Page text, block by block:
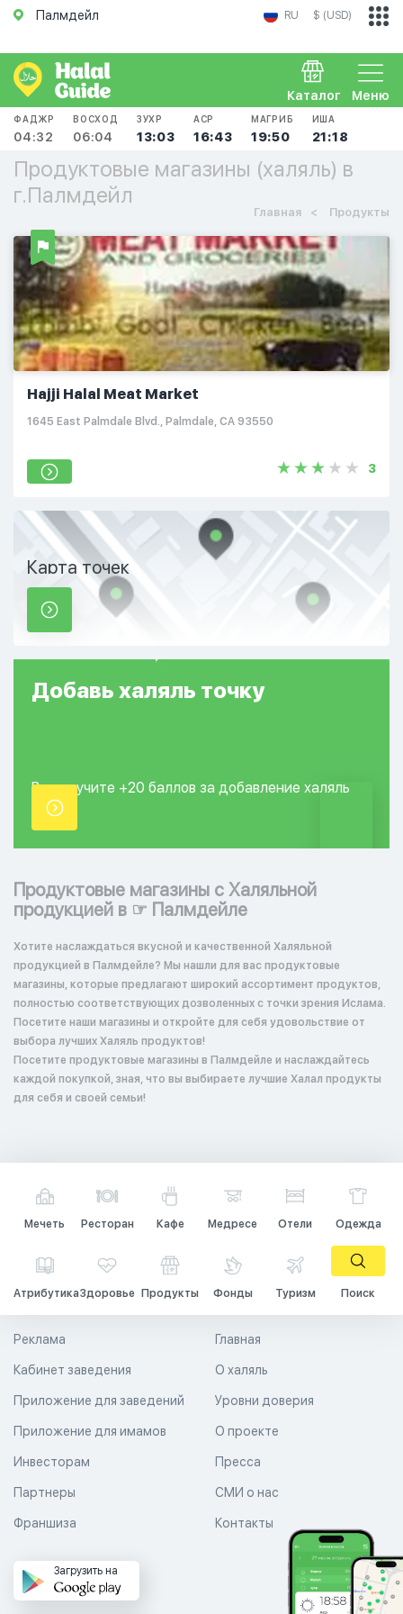
Палмдейл RU $ (USD)
Меню
Каталог
ФАДЖР
04:32
ВОСХОД
06:04
ЗУХР
13:03
АСР
16:43
МАГРИБ
19:50
ИША
21:18
Продуктовые магазины (халяль) в
г.Палмдейл
Главная Продукты
Hajji Halal Meat Market
1645 East Palmdale Blvd., Palmdale, CA 93550
3
Карта точек
Добавь халяль точку
Вы получите +20 баллов за добавление халяль
точки.
Продуктовые магазины с Халяльной
продукцией в ☞ Палмдейле
Хотите наслаждаться вкусной и качественной Халяльной
продукцией в Палмдейле? Мы нашли для вас продуктовые
магазины, которые предлагают широкий ассортимент продуктов,
полностью соответствующих дозволенных с точки зрения Ислама.
Посетите наши магазины и откройте для себя удовольствие от
выбора лучших Халяль продуктов!
Посетите продуктовые магазины в Палмдейле и наслаждайтесь
каждой покупкой, зная, что вы выбираете лучшие Халал продукты
для себя и своей семьи!
Мечеть Ресторан Кафе Медресе Отели Одежда
АтрибутикаЗдоровье Продукты Фонды Туризм Поиск
Главная
О халяль
Уровни доверия
Реклама
Кабинет заведения
Приложение для заведений
Приложение для имамов О проекте
Пресса
СМИ о нас
Контакты
Инвесторам
Партнеры
Франшиза
Загрузить на